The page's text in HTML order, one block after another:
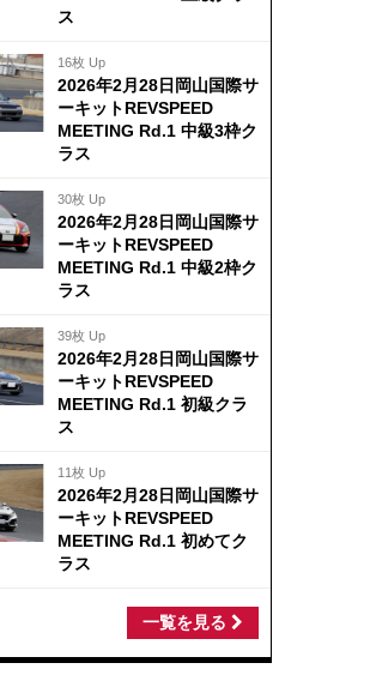
ス
16枚 Up
2026年2月28日岡山国際サ
ーキットREVSPEED
MEETING Rd.1 中級3枠ク
ラス
30枚 Up
2026年2月28日岡山国際サ
ーキットREVSPEED
MEETING Rd.1 中級2枠ク
ラス
39枚 Up
2026年2月28日岡山国際サ
ーキットREVSPEED
MEETING Rd.1 初級クラ
ス
11枚 Up
2026年2月28日岡山国際サ
ーキットREVSPEED
MEETING Rd.1 初めてク
ラス
一覧を見る